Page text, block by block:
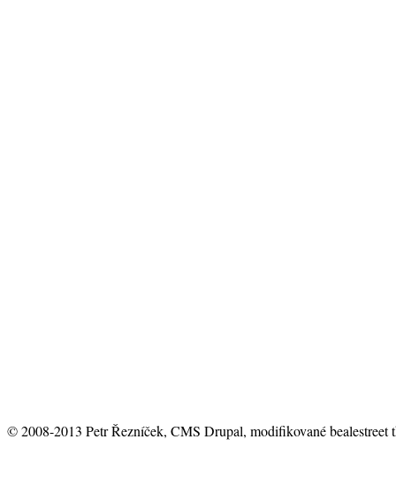
© 2008-2013 Petr Řezníček, CMS Drupal, modifikované bealestreet